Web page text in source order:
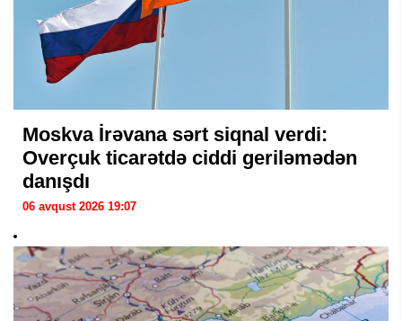
Moskva İrəvana sərt siqnal verdi:
Overçuk ticarətdə ciddi geriləmədən
danışdı
06 avqust 2026 19:07